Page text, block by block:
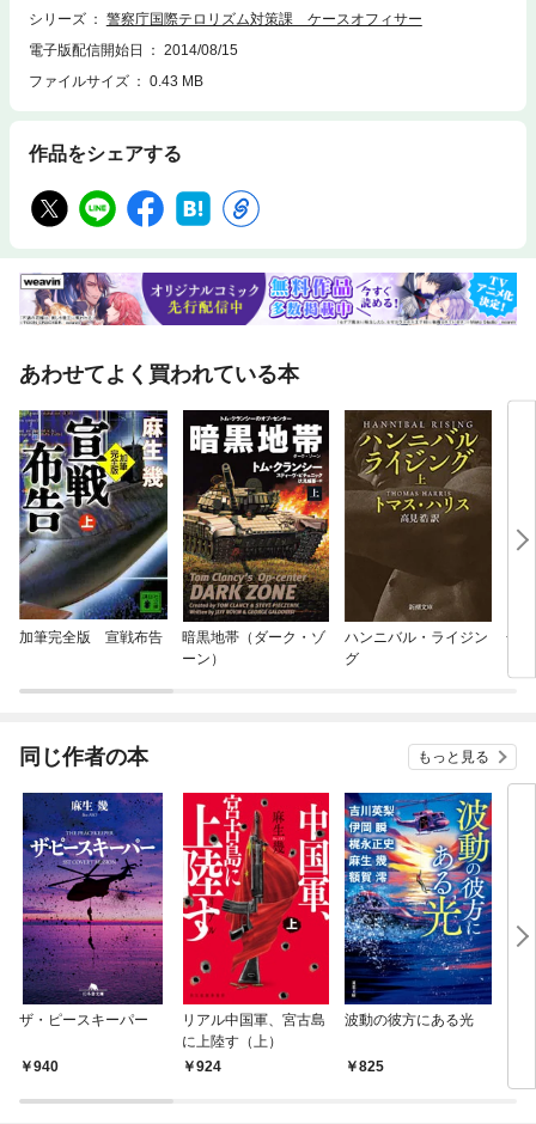
シリーズ
警察庁国際テロリズム対策課 ケースオフィサー
電子版配信開始日
2014/08/15
ファイルサイズ
0.43 MB
作品をシェアする
あわせてよく買われている本
加筆完全版 宣戦布告
暗黒地帯（ダーク・ゾ
ーン）
ハンニバル・ライジン
グ
合
s】
同じ作者の本 もっと見る
ザ・ピースキーパー
940
リアル中国軍、宮古島
に上陸す（上）
924
波動の彼方にある光
825